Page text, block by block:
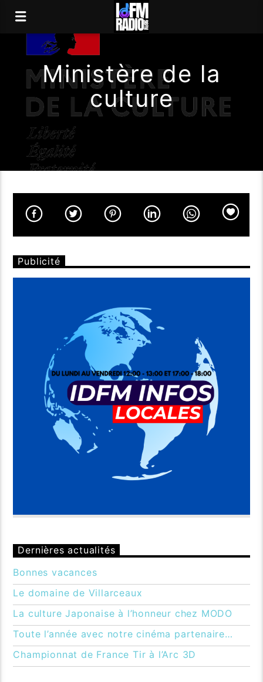
Ministère de la
culture
Publicité
Dernières actualités
Bonnes vacances
Le domaine de Villarceaux
La culture Japonaise à l’honneur chez MODO
Toute l’année avec notre cinéma partenaire…
Championnat de France Tir à l’Arc 3D